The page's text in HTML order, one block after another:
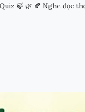
🍃 🌿 🍂 Nghe đọc